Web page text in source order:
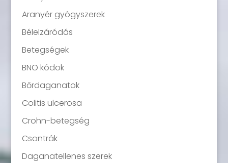
Aranyér gyógyszerek
Bélelzáródás
Betegségek
BNO kódok
Bőrdaganatok
Colitis ulcerosa
Crohn-betegség
Csontrák
Daganatellenes szerek